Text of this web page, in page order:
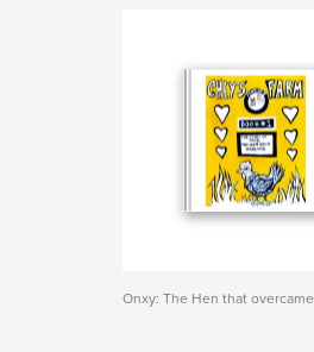
Onxy: The Hen that overcame